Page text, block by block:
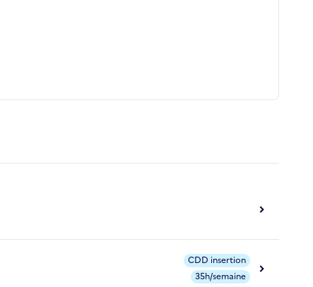
CDD insertion
35h/semaine